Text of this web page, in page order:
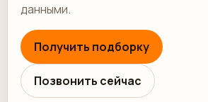
данными.
Получить подборку
Позвонить сейчас